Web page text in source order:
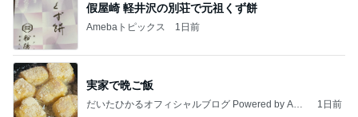
假屋崎 軽井沢の別荘で元祖くず餅
Amebaトピックス 1日前
実家で晩ご飯
だいたひかるオフィシャルブログ Powered by Ame
1日前